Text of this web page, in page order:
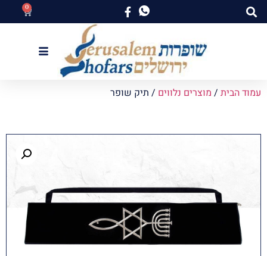
0
עמוד הבית / מוצרים נלווים / תיק שופר